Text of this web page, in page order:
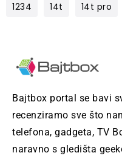
1234
14t 14t pro
Bajtbox portal se bavi
recenziramo sve što
telefona, gadgeta, TV
naravno s gledišta